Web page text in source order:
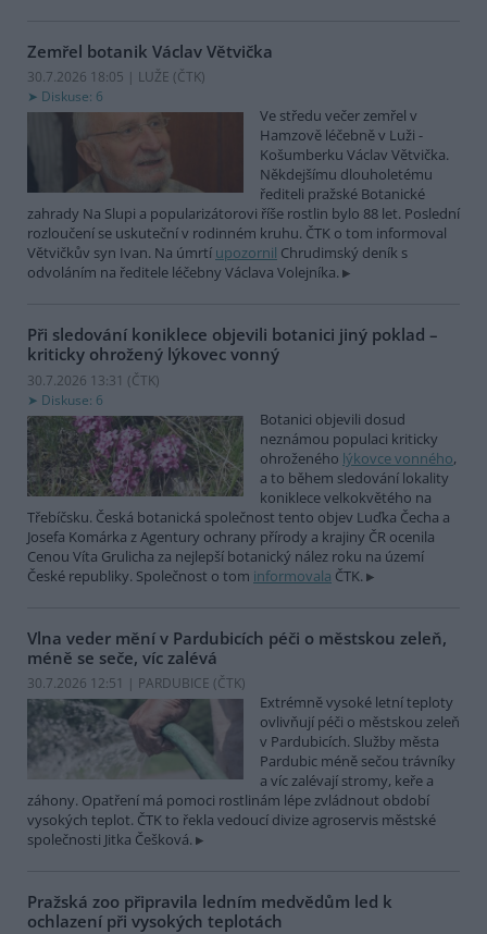
Zemřel botanik Václav Větvička
30.7.2026 18:05 | LUŽE (ČTK)
Diskuse: 6
Ve středu večer zemřel v
Hamzově léčebně v Luži -
Košumberku Václav Větvička.
Někdejšímu dlouholetému
řediteli pražské Botanické
zahrady Na Slupi a popularizátorovi říše rostlin bylo 88 let. Poslední
rozloučení se uskuteční v rodinném kruhu. ČTK o tom informoval
Větvičkův syn Ivan. Na úmrtí upozornil Chrudimský deník s
odvoláním na ředitele léčebny Václava Volejníka.
Při sledování koniklece objevili botanici jiný poklad –
kriticky ohrožený lýkovec vonný
30.7.2026 13:31 (ČTK)
Diskuse: 6
Botanici objevili dosud
neznámou populaci kriticky
ohroženého lýkovce vonného,
a to během sledování lokality
koniklece velkokvětého na
Třebíčsku. Česká botanická společnost tento objev Luďka Čecha a
Josefa Komárka z Agentury ochrany přírody a krajiny ČR ocenila
Cenou Víta Grulicha za nejlepší botanický nález roku na území
České republiky. Společnost o tom informovala ČTK.
Vlna veder mění v Pardubicích péči o městskou zeleň,
méně se seče, víc zalévá
30.7.2026 12:51 | PARDUBICE (ČTK)
Extrémně vysoké letní teploty
ovlivňují péči o městskou zeleň
v Pardubicích. Služby města
Pardubic méně sečou trávníky
a víc zalévají stromy, keře a
záhony. Opatření má pomoci rostlinám lépe zvládnout období
vysokých teplot. ČTK to řekla vedoucí divize agroservis městské
společnosti Jitka Češková.
Pražská zoo připravila ledním medvědům led k
ochlazení při vysokých teplotách